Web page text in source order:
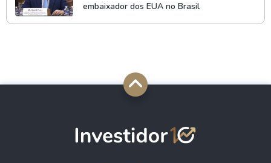
embaixador dos EUA no Brasil